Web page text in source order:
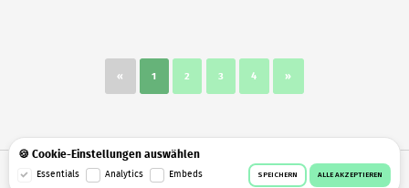
« 1 2 3 4 »
© 2026 Workeer Datenschutz AGB
Impressum
🍪 Cookie-Einstellungen auswählen
Essentials Analytics Embeds SPEICHERN ALLE AKZEPTIEREN